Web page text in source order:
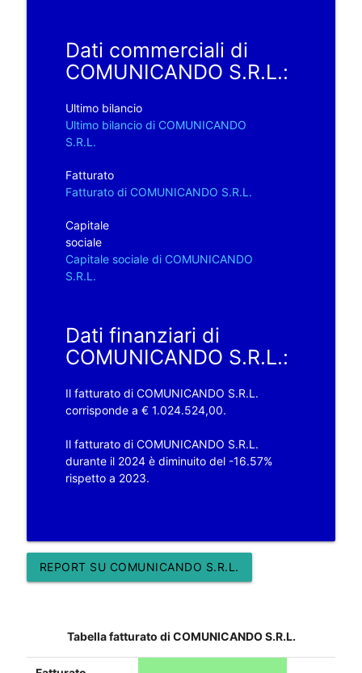
Dati commerciali di
COMUNICANDO S.R.L.:
Ultimo bilancio
Ultimo bilancio di COMUNICANDO
S.R.L.
Fatturato
Fatturato di COMUNICANDO S.R.L.
Capitale
sociale
Capitale sociale di COMUNICANDO
S.R.L.
Dati finanziari di
COMUNICANDO S.R.L.:
Il fatturato di COMUNICANDO S.R.L.
corrisponde a € 1.024.524,00.
Il fatturato di COMUNICANDO S.R.L.
durante il 2024 è diminuito del -16.57%
rispetto a 2023.
REPORT SU COMUNICANDO S.R.L.
Tabella fatturato di COMUNICANDO S.R.L.